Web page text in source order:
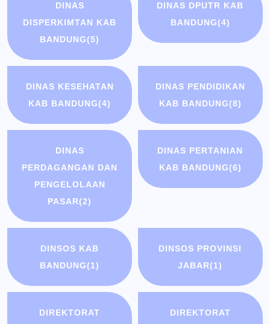
DINAS
DISPERKIMTAN KAB
BANDUNG(5)
DINAS DPUTR KAB
BANDUNG(4)
DINAS KESEHATAN
KAB BANDUNG(4)
DINAS PENDIDIKAN
KAB BANDUNG(8)
DINAS
PERDAGANGAN DAN
PENGELOLAAN
PASAR(2)
DINAS PERTANIAN
KAB BANDUNG(6)
DINSOS KAB
BANDUNG(1)
DINSOS PROVINSI
JABAR(1)
DIREKTORAT
DIREKTORAT